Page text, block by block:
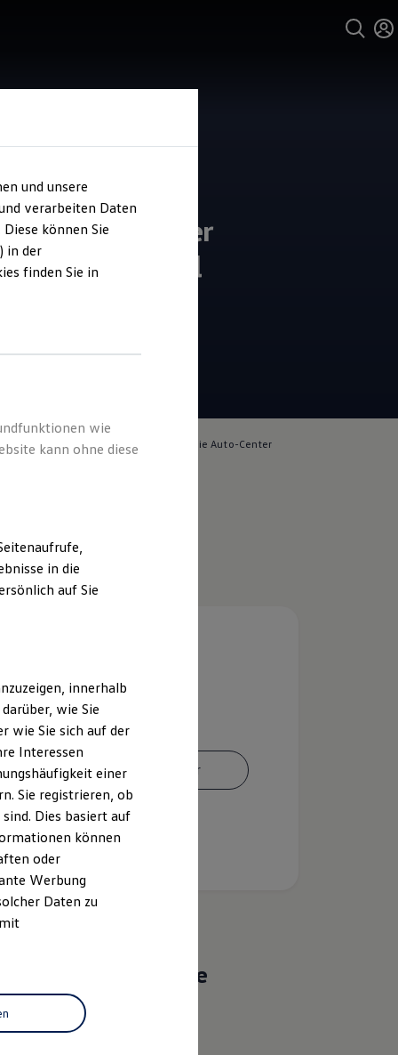
Center Weber
Lindenthal
für die Inhalte auf dieser Seite ist die Auto-Center
Ansprechpartner
Das sind unsere
Leistungen
und unsere
verarbeiten Daten
können Sie
in der
finden Sie in
wie
kann ohne diese
in die
auf Sie
innerhalb
wie Sie
wie Sie sich auf der
Interessen
einer
Sie registrieren, ob
Dies basiert auf
können
oder
Werbung
Daten zu